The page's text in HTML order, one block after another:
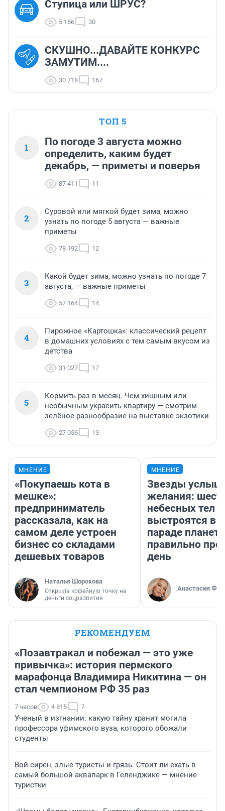
Ступица или ШРУС?
5 156 30
СКУШНО...ДАВАЙТЕ КОНКУРС
ЗАМУТИМ....
30 718 167
ТОП 5
1
По погоде 3 августа можно
определить, каким будет
декабрь, — приметы и поверья
87 411 11
2
Суровой или мягкой будет зима, можно
узнать по погоде 5 августа — важные
приметы
78 192 12
3
Какой будет зима, можно узнать по погоде 7
августа, — важные приметы
57 164 14
4
Пирожное «Картошка»: классический рецепт
в домашних условиях с тем самым вкусом из
детства
31 027 17
5
Кормить раз в месяц. Чем хищным или
необычным украсить квартиру — смотрим
зелёное разнообразие на выставке экзотики
27 056 13
МНЕНИЕ
«Покупаешь кота в
мешке»:
предприниматель
рассказала, как на
самом деле устроен
бизнес со складами
дешевых товаров
Наталья Шорохова
Открыла кофейную точку на
деньги соцразвития
МНЕНИЕ
Звезды
желания:
небесных тел
выстроятся в
параде планет
правильно
день
Анастасия
РЕКОМЕНДУЕМ
«Позавтракал и побежал — это уже
привычка»: история пермского
марафонца Владимира Никитина — он
стал чемпионом РФ 35 раз
7 часов 4 815 7
Ученый в изгнании: какую тайну хранит могила
профессора уфимского вуза, которого обожали
студенты
Вой сирен, злые туристы и грязь. Стоит ли ехать в
самый большой аквапарк в Геленджике — мнение
туристки